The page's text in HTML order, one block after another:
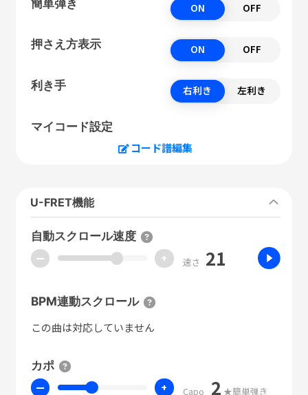
ON OFF
押さえ方表示 ON OFF
利き手 右利き 左利き
マイコード設定
コード譜編集
U-FRET機能
自動スクロール速度
ー + 速さ 21
BPM連動スクロール
この曲は対応していません
カポ
ー + Capo 2 ★簡単弾き